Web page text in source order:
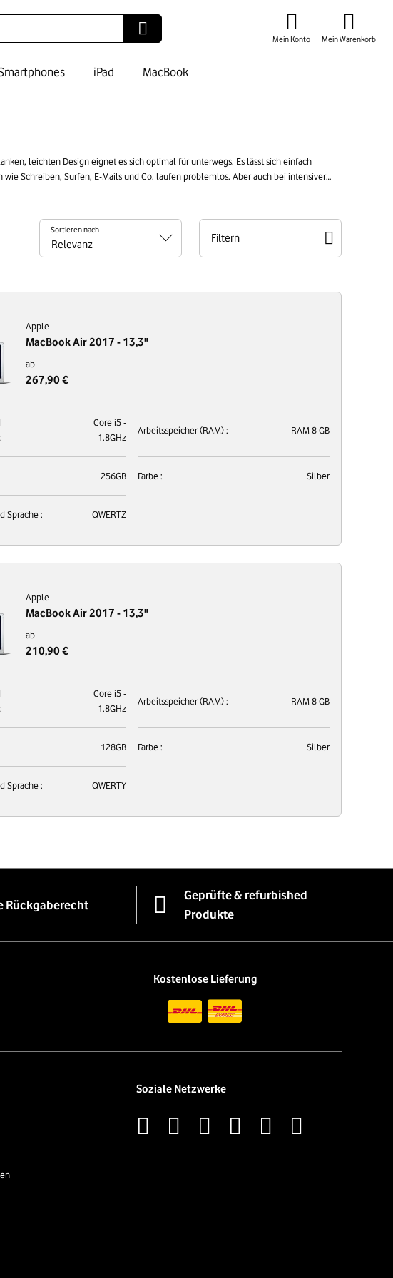
Mein Konto Mein Warenkorb
iPad MacBook
leichten Design eignet es sich optimal für unterwegs. Es lässt sich einfach
Schreiben, Surfen, E-Mails und Co. laufen problemlos. Aber auch bei intensiver
Mit einem refurbished MacBook Air 2017 bekommst Du ein
Sortieren nach
Filtern
Apple
MacBook Air 2017 - 13,3"
ab
267,90 €
Core i5 -
1.8GHz
Arbeitsspeicher (RAM) : RAM 8 GB
256GB Farbe : Silber
Sprache : QWERTZ
Apple
MacBook Air 2017 - 13,3"
ab
210,90 €
Core i5 -
1.8GHz
Arbeitsspeicher (RAM) : RAM 8 GB
128GB Farbe : Silber
Sprache : QWERTY
Rückgaberecht
Geprüfte & refurbished
Produkte
Kostenlose Lieferung
Soziale Netzwerke